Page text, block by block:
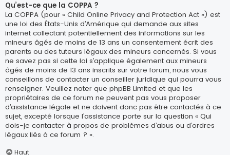
Qu’est-ce que la COPPA ?
La COPPA (pour « Child Online Privacy and Protection Act ») est
une loi des États-Unis d’Amérique qui demande aux sites
internet collectant potentiellement des informations sur les
mineurs âgés de moins de 13 ans un consentement écrit des
parents ou des tuteurs légaux des mineurs concernés. Si vous
ne savez pas si cette loi s’applique également aux mineurs
âgés de moins de 13 ans inscrits sur votre forum, nous vous
conseillons de contacter un conseiller juridique qui pourra vous
renseigner. Veuillez noter que phpBB Limited et que les
propriétaires de ce forum ne peuvent pas vous proposer
d’assistance légale et ne doivent donc pas être contactés à ce
sujet, excepté lorsque l’assistance porte sur la question « Qui
dois-je contacter à propos de problèmes d’abus ou d’ordres
légaux liés à ce forum ? ».
Haut